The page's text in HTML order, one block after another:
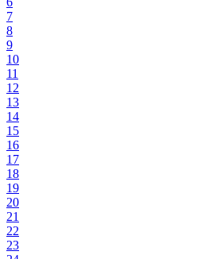
7
8
9
10
11
12
13
14
15
16
17
18
19
20
21
22
23